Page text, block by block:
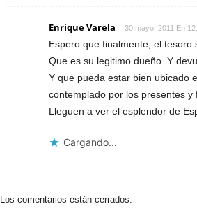
Enrique Varela 30 mayo, 2011 En
Espero que finalmente, el tesoro
Que es su legitimo dueño. Y
Y que pueda estar bien ubicado
contemplado por los presentes y
Lleguen a ver el esplendor de
Cargando...
Los comentarios están cerrados.